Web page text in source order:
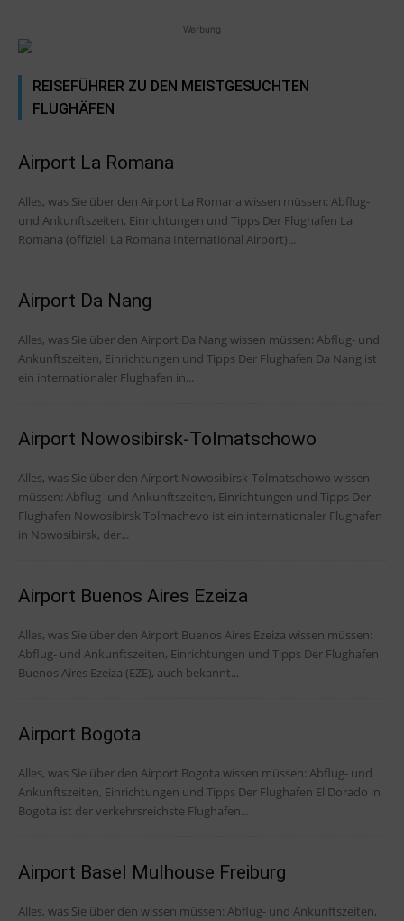
Werbung
REISEFÜHRER ZU DEN MEISTGESUCHTEN
FLUGHÄFEN
Airport La Romana
Alles, was Sie über den Airport La Romana wissen müssen: Abflug-
und Ankunftszeiten, Einrichtungen und Tipps Der Flughafen La
Romana (offiziell La Romana International Airport)...
Airport Da Nang
Alles, was Sie über den Airport Da Nang wissen müssen: Abflug- und
Ankunftszeiten, Einrichtungen und Tipps Der Flughafen Da Nang ist
ein internationaler Flughafen in...
Airport Nowosibirsk-Tolmatschowo
Alles, was Sie über den Airport Nowosibirsk-Tolmatschowo wissen
müssen: Abflug- und Ankunftszeiten, Einrichtungen und Tipps Der
Flughafen Nowosibirsk Tolmachevo ist ein internationaler Flughafen
in Nowosibirsk, der...
Airport Buenos Aires Ezeiza
Alles, was Sie über den Airport Buenos Aires Ezeiza wissen müssen:
Abflug- und Ankunftszeiten, Einrichtungen und Tipps Der Flughafen
Buenos Aires Ezeiza (EZE), auch bekannt...
Airport Bogota
Alles, was Sie über den Airport Bogota wissen müssen: Abflug- und
Ankunftszeiten, Einrichtungen und Tipps Der Flughafen El Dorado in
Bogota ist der verkehrsreichste Flughafen...
Airport Basel Mulhouse Freiburg
Alles, was Sie über den wissen müssen: Abflug- und Ankunftszeiten,